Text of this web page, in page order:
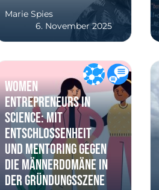
Marie Spies
6. November 2025
Women
Entrepreneurs in
Science: Mit
Entschlossenheit
und Mentoring gegen
die Männerdomäne in
der Gründungsszene